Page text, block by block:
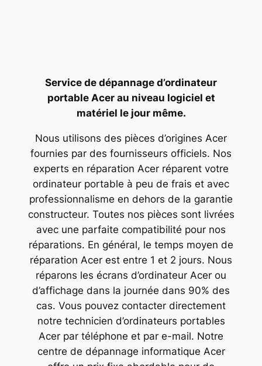
Service de dépannage d’ordinateur
portable Acer au niveau logiciel et
matériel le jour même.
Nous utilisons des pièces d’origines Acer
fournies par des fournisseurs officiels. Nos
experts en réparation Acer réparent votre
ordinateur portable à peu de frais et avec
professionnalisme en dehors de la garantie
constructeur. Toutes nos pièces sont livrées
avec une parfaite compatibilité pour nos
réparations. En général, le temps moyen de
réparation Acer est entre 1 et 2 jours. Nous
réparons les écrans d’ordinateur Acer ou
d’affichage dans la journée dans 90% des
cas. Vous pouvez contacter directement
notre technicien d’ordinateurs portables
Acer par téléphone et par e-mail. Notre
centre de dépannage informatique Acer